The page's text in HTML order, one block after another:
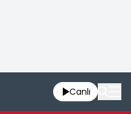
Canlı